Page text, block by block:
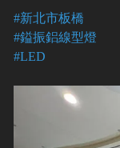
#新北市板橋
#鎰振鋁線型燈
#LED